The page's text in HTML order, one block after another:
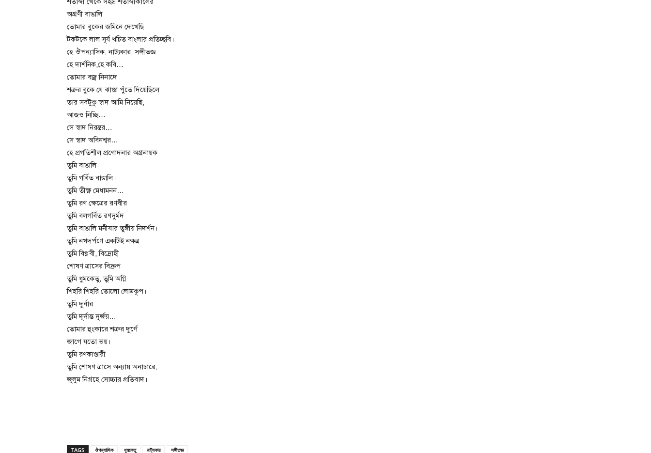
অগ্রণী বাঙালি
তোমার বুকের জমিনে দেখেছি
টকটকে লাল সূর্য খচিত বাংলার প্রতিচ্ছবি।
হে ঔপন্যাসিক, নাট্যকার, সঙ্গীতজ্ঞ
হে দার্শনিক,হে কবি…
তোমার বজ্র নিনাদে
শত্রুর বুকে যে ঝাণ্ডা পুঁতে দিয়েছিলে
তার সবটুকু স্বাদ আমি নিয়েছি,
আজও নিচ্ছি…
সে স্বাদ নিরন্তর…
সে স্বাদ অবিনশ্বর…
হে প্রগতিশীল প্রণোদনার অগ্রনায়ক
তুমি বাঙালি
তুমি গর্বিত বাঙালি।
তুমি তীক্ষ্ণ মেধামনন…
তুমি রণ ক্ষেত্রের রণবীর
তুমি বলগর্বিত রণদুর্মদ
তুমি বাঙালি মনীষার তুঙ্গীয় নিদর্শন।
তুমি নখদর্পণে একটিই নক্ষত্র
তুমি বিপ্লবী, বিদ্রোহী
শোষণ ত্রাসের বিদ্রুপ
তুমি ধুমকেতু, তুমি অগ্নি
শিহরি শিহরি তোলো লোমকূপ।
তুমি দুর্বার
তুমি দূর্দান্ত দুর্জয়…
তোমার হুংকারে শত্রুর দুর্গে
জাগে যতো ভয়।
তুমি রণকাণ্ডারী
তুমি শোষণ ত্রাসে অন্যায় অনাচারে,
জুলুম নিগ্রহে সোচ্চার প্রতিবাদ।
TAGS ঔপন্যাসিক ধুমকেতু নাট্যকার সঙ্গীতজ্ঞ